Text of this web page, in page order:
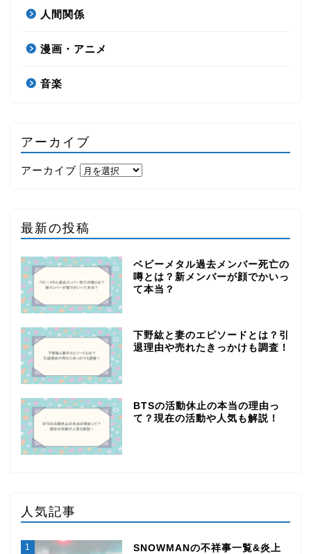
人間関係
漫画・アニメ
音楽
アーカイブ
アーカイブ
最新の投稿
ベビーメタル過去メンバー死亡の
噂とは？新メンバーが顔でかいっ
て本当？
下野紘と妻のエピソードとは？引
退理由や売れたきっかけも調査！
BTSの活動休止の本当の理由っ
て？現在の活動や人気も解説！
人気記事
1
SNOWMANの不祥事一覧&炎上